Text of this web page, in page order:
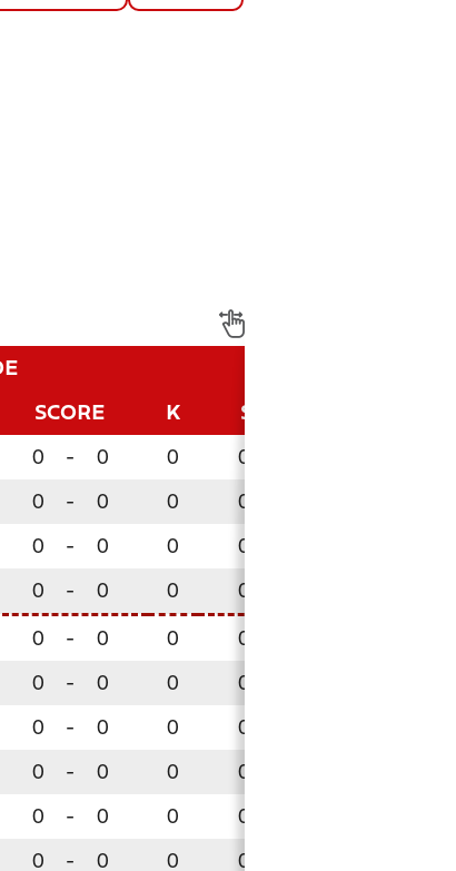
SCORE K SCORE
0 - 0 0 0
0 - 0 0 0
0 - 0 0 0
0 - 0 0 0
0 - 0 0 0
0 - 0 0 0
0 - 0 0 0
0 - 0 0 0
0 - 0 0 0
0 - 0 0 0